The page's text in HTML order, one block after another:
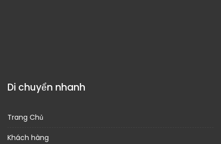
Di chuyển nhanh
Trang Chủ
Khách hàng